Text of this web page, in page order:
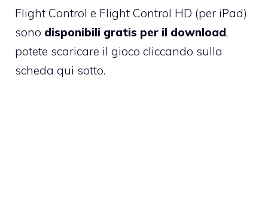
Flight Control e Flight Control HD (per iPad)
sono disponibili gratis per il download,
potete scaricare il gioco cliccando sulla
scheda qui sotto.